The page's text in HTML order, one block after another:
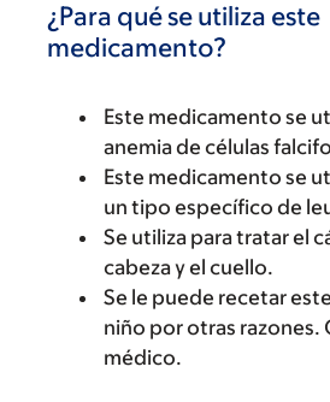
¿Para qué se utiliza este
medicamento?
Este medicamento se
anemia de células
Este medicamento se
un tipo específico de
Se utiliza para tratar el
cabeza y el cuello.
Se le puede recetar
niño por otras razones.
médico.